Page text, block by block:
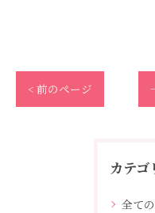
< 前のページ
カテゴ
全て